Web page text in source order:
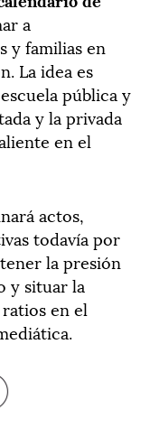
a
y familias en
La idea es
pública y
y la privada
en el
actos,
todavía por
la presión
y situar la
en el